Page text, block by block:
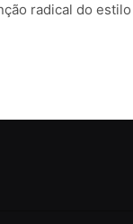
radical do